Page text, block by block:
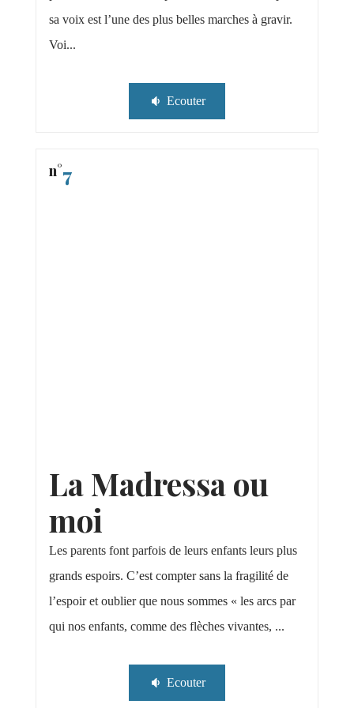
sa voix est l’une des plus belles marches à gravir.
Voi...
Ecouter
n°7
La Madressa ou
moi
Les parents font parfois de leurs enfants leurs plus
grands espoirs. C’est compter sans la fragilité de
l’espoir et oublier que nous sommes « les arcs par
qui nos enfants, comme des flèches vivantes, ...
Ecouter